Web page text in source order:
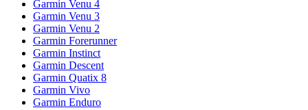
Garmin Venu 4
Garmin Venu 3
Garmin Venu 2
Garmin Forerunner
Garmin Instinct
Garmin Descent
Garmin Quatix 8
Garmin Vivo
Garmin Enduro